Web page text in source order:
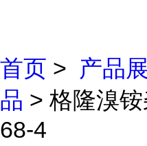
首页 > 产品
品 > 格隆溴
68-4